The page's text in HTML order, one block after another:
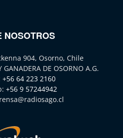
NOSOTROS
904, Osorno, Chile
GANADERA DE OSORNO A.G.
+56 64 223 2160
+56 9 57244942